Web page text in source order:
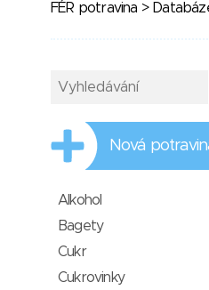
FÉR potravina >
Nová
Alkohol
Bagety
Cukr
Cukrovinky